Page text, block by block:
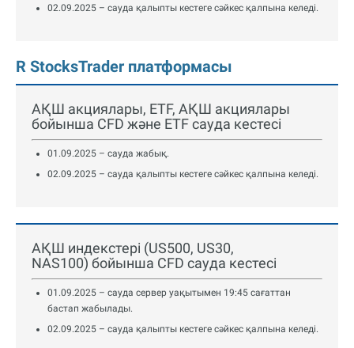
02.09.2025 – сауда қалыпты кестеге сәйкес қалпына келеді.
R StocksTrader платформасы
АҚШ акциялары, ETF, АҚШ акциялары
бойынша CFD және ETF сауда кестесі
01.09.2025 – сауда жабық.
02.09.2025 – сауда қалыпты кестеге сәйкес қалпына келеді.
АҚШ индекстері (US500, US30,
NAS100) бойынша CFD сауда кестесі
01.09.2025 – сауда сервер уақытымен 19:45 сағаттан
бастап жабылады.
02.09.2025 – сауда қалыпты кестеге сәйкес қалпына келеді.